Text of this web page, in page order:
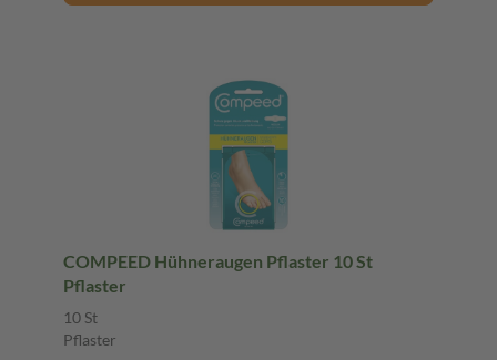
COMPEED Hühneraugen Pflaster 10 St
Pflaster
10 St
Pflaster